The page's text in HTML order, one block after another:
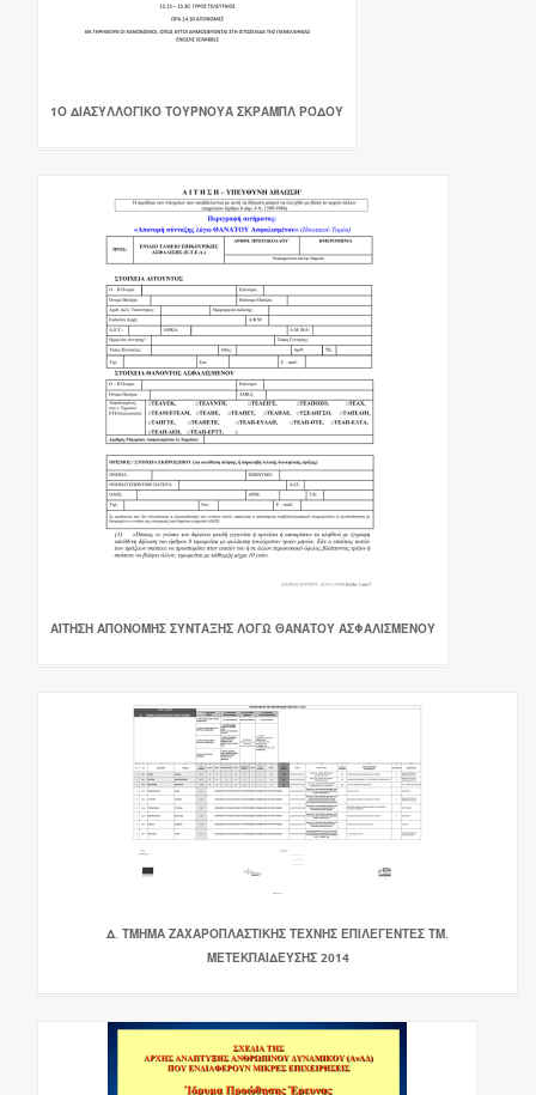
1Ο ΔΙΑΣΥΛΛΟΓΙΚΌ ΤΟΥΡΝΟΥΆ ΣΚΡΑΜΠΛ ΡΌΔΟΥ
ΑΊΤΗΣΗ ΑΠΟΝΟΜΉΣ ΣΎΝΤΑΞΗΣ ΛΌΓΩ ΘΑΝΆΤΟΥ ΑΣΦΑΛΙΣΜΈΝΟΥ
Δ. ΤΜΗΜΑ ΖΑΧΑΡΟΠΛΑΣΤΙΚΗΣ ΤΕΧΝΗΣ ΕΠΙΛΕΓΕΝΤΕΣ ΤΜ.
ΜΕΤΕΚΠΑΙΔΕΥΣΗΣ 2014